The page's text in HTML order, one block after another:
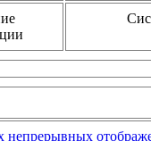
непрерывных